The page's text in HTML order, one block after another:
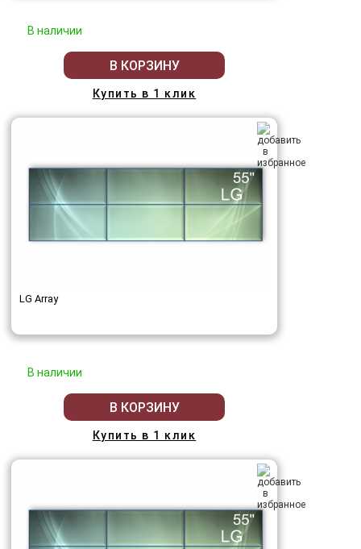
В наличии
В КОРЗИНУ
Купить в 1 клик
LG Array
В наличии
В КОРЗИНУ
Купить в 1 клик